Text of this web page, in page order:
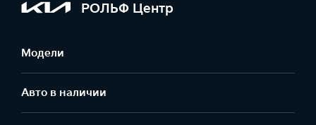
РОЛЬФ Центр
Модели
Авто в наличии